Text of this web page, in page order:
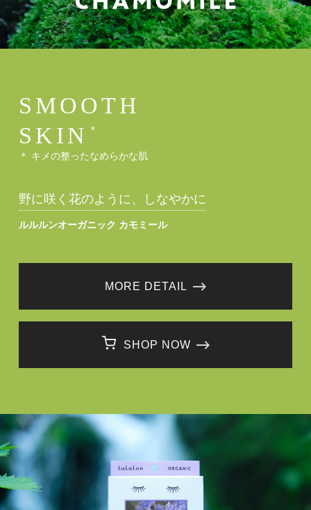
SMOOTH
SKIN
＊
＊ キメの整ったなめらかな肌
野に咲く花のように、しなやかに
ルルルンオーガニック カモミール
MORE DETAIL
SHOP NOW